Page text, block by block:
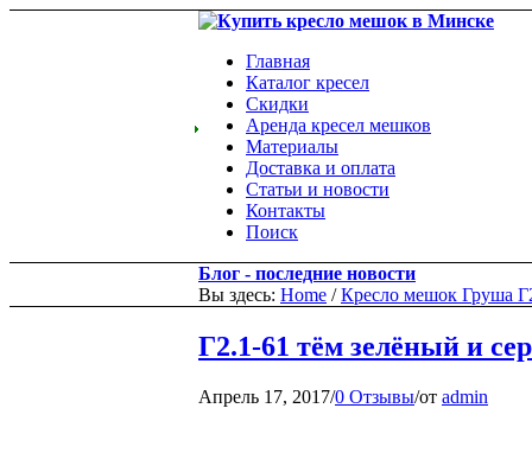
Главная
Каталог кресел
Скидки
Аренда кресел мешков
Материалы
Доставка и оплата
Статьи и новости
Контакты
Поиск
Блог - последние новости
Вы здесь: Home / Кресло мешок Груша
Г2.1-61 тём зелёный и
Апрель 17, 2017/0 Отзывы/от admin